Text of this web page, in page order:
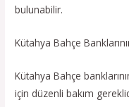
bulunabilir.
Kütahya Bahçe
Kütahya Bahçe
için düzenli bakım